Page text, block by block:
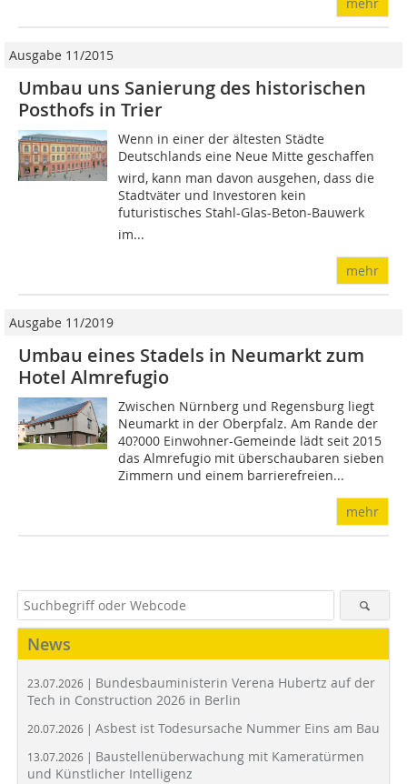
mehr
Ausgabe 11/2015
Umbau uns Sanierung des historischen
Posthofs in Trier
Wenn in einer der ältesten Städte
Deutschlands eine Neue Mitte geschaffen
wird, kann man davon ausgehen, dass die
Stadtväter und Investoren kein
futuristisches Stahl-Glas-Beton-Bauwerk
im...
mehr
Ausgabe 11/2019
Umbau eines Stadels in Neumarkt zum
Hotel Almrefugio
Zwischen Nürnberg und Regensburg liegt
Neumarkt in der Oberpfalz. Am Rande der
40?000 Einwohner-Gemeinde lädt seit 2015
das Almrefugio mit überschaubaren sieben
Zimmern und einem barrierefreien...
mehr
News
23.07.2026 | Bundesbauministerin Verena Hubertz auf der
Tech in Construction 2026 in Berlin
20.07.2026 | Asbest ist Todesursache Nummer Eins am Bau
13.07.2026 | Baustellenüberwachung mit Kameratürmen
und Künstlicher Intelligenz